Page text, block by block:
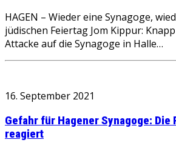
HAGEN – Wieder eine Synagoge,
jüdischen Feiertag Jom Kippur:
Attacke auf die Synagoge in Halle…
16. September 2021
Gefahr für Hagener Synagoge: Die
reagiert